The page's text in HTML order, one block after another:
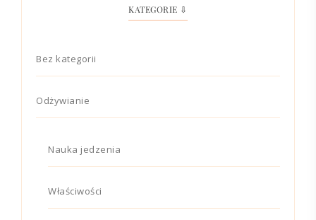
KATEGORIE ⇩
Bez kategorii
Odżywianie
Nauka jedzenia
Właściwości